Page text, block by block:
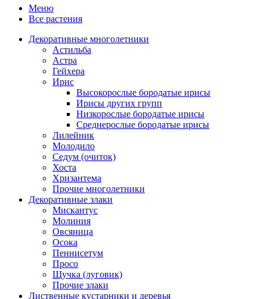
Меню
Все растения
Декоративные многолетники
Астильба
Астра
Гейхера
Ирис
Высокорослые бородатые ирисы
Ирисы других групп
Низкорослые бородатые ирисы
Среднерослые бородатые ирисы
Лилейник
Молодило
Седум (очиток)
Хоста
Хризантема
Прочие многолетники
Декоративные злаки
Мискантус
Молиния
Овсяница
Осока
Пеннисетум
Просо
Щучка (луговик)
Прочие злаки
Лиственные кустарники и деревья